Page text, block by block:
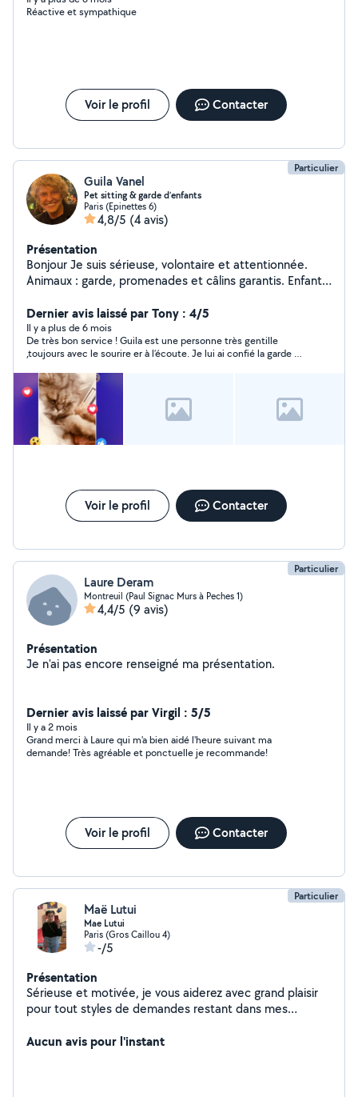
Réactive et sympathique
Voir le profil Contacter
Particulier
Guila Vanel
Pet sitting & garde d’enfants
Paris (Epinettes 6)
4,8/5 (4 avis)
Présentation
Bonjour Je suis sérieuse, volontaire et attentionnée.
Animaux : garde, promenades et câlins garantis. Enfants
l'école. Personnes âgées : compagnie, échanges et aide
dans les petites tâches du quotidien. Disponible et
motivée, je m'adapte à vos besoins pour vous faciliter la
vie.
Dernier avis laissé par Tony : 4/5
Il y a plus de 6 mois
De très bon service ! Guila est une personne très gentille
,toujours avec le sourire er à l’écoute. Je lui ai confié la garde de
efficace Je suis vraiment satisfait et je recommande vrmt si
vous chercher qlq de confiance
Voir le profil Contacter
Particulier
Laure Deram
Montreuil (Paul Signac Murs à Peches 1)
4,4/5 (9 avis)
Présentation
Je n'ai pas encore renseigné ma présentation.
Dernier avis laissé par Virgil : 5/5
Il y a 2 mois
Grand merci à Laure qui m'a bien aidé l'heure suivant ma
demande! Très agréable et ponctuelle je recommande!
Voir le profil Contacter
Particulier
Maë Lutui
Mae Lutui
Paris (Gros Caillou 4)
-/5
Présentation
Sérieuse et motivée, je vous aiderez avec grand plaisir
pour tout styles de demandes restant dans mes
Aucun avis pour l'instant